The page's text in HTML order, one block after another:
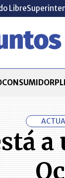
Libre
CONSUMIDOR